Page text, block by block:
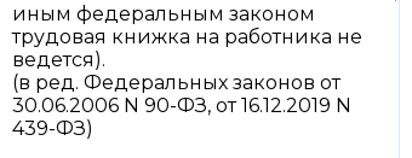
иным федеральным законом
трудовая книжка на работника не
ведется).
(в ред. Федеральных законов от
30.06.2006 N 90-ФЗ, от 16.12.2019 N
439-ФЗ)